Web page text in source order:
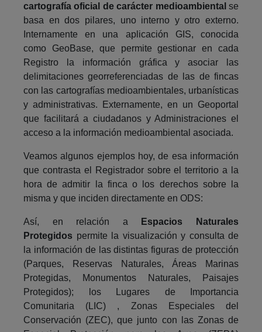
cartografía oficial de carácter medioambiental se
basa en dos pilares, uno interno y otro externo.
Internamente en una aplicación GIS, conocida
como GeoBase, que permite gestionar en cada
Registro la información gráfica y asociar las
delimitaciones georreferenciadas de las de fincas
con las cartografías medioambientales, urbanísticas
y administrativas. Externamente, en un Geoportal
que facilitará a ciudadanos y Administraciones el
acceso a la información medioambiental asociada.
Veamos algunos ejemplos hoy, de esa información
que contrasta el Registrador sobre el territorio a la
hora de admitir la finca o los derechos sobre la
misma y que inciden directamente en ODS:
Así, en relación a
Espacios Naturales
Protegidos permite la visualización y consulta de
la información de las distintas figuras de protección
(Parques, Reservas Naturales, Áreas Marinas
Protegidas, Monumentos Naturales, Paisajes
Protegidos); los Lugares de Importancia
Comunitaria (LIC) , Zonas Especiales del
Conservación (ZEC), que junto con las Zonas de